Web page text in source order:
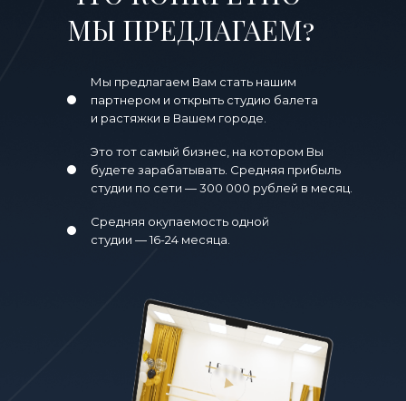
МЫ ПРЕДЛАГАЕМ?
Мы предлагаем Вам стать нашим
партнером и открыть студию балета
и растяжки в Вашем городе.
Это тот самый бизнес, на котором Вы
будете зарабатывать. Средняя прибыль
студии по сети — 300 000 рублей в месяц.
Средняя окупаемость одной
студии — 16-24 месяца.